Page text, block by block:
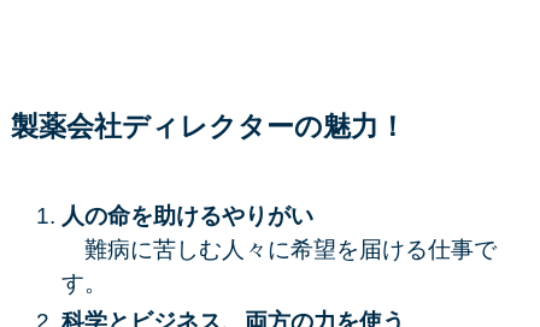
製薬会社ディレクターの魅力！
人の命を助けるやりがい
難病に苦しむ人々に希望を届ける仕事で
す。